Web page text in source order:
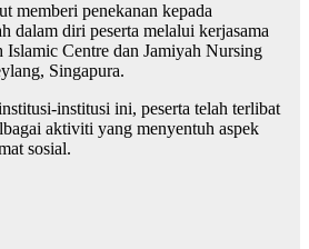
memberi penekanan kepada
dalam diri peserta melalui kerjasama
Islamic Centre dan Jamiyah Nursing
Singapura.
institusi ini, peserta telah terlibat
aktiviti yang menyentuh aspek
sosial.